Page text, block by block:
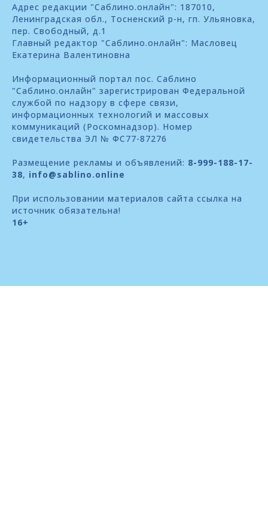
Адрес редакции "Саблино.онлайн": 187010,
Ленинградская обл., Тосненский р-н, гп. Ульяновка,
пер. Свободный, д.1
Главный редактор "Саблино.онлайн": Масловец
Екатерина Валентиновна
Информационный портал пос. Саблино
"Саблино.онлайн" зарегистрирован Федеральной
службой по надзору в сфере связи,
информационных технологий и массовых
коммуникаций (Роскомнадзор). Номер
свидетельства ЭЛ № ФС77-87276
Размещение рекламы и объявлений: 8-999-188-17-
38, info@sablino.online
При использовании материалов сайта ссылка на
источник обязательна!
16+